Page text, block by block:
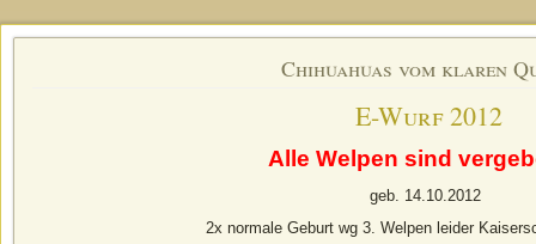
Chihuahuas vom klaren
E-Wurf 2012
Alle Welpen sind
geb. 14.10.2012
2x normale Geburt wg 3. Welpen leider